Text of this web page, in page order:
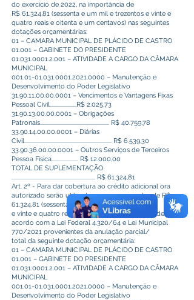
do exercício de 2022, na importância de
R$ 61.324,81 (sessenta e um mil e trezentos e vinte e
quatro reais e oitenta e um centavos) nas seguintes
dotações orçamentárias:
01 – CAMARA MUNICIPAL DE PLÁCIDO DE CASTRO
01.001 – GABINETE DO PRESIDENTE
01.031.0001.2.001 – ATIVIDADE A CARGO DA CÂMARA
MUNICIPAL
001.01-01.031.0001.2021.0000 – Manutenção e
Desenvolvimento do Poder Legislativo
31.90.11.00.00.0001 – Vencimentos e Vantagens Fixas
Pessoal Civil......................R$ 2.025,73
31.90.13.00.00.0001 – Obrigações
Patronais......................................................... R$ 40.759,78
33.90.14.00.00.0001 – Diárias
Civil........................................................................ R$ 6.539,30
33.90.36.00.00.0001 – Outros Serviços de Terceiros
Pessoa Física...................... R$ 12.000,00
TOTAL DE SUPLEMENTAÇÃO
..................................................................... R$ 61.324,81
Art. 2º - Para dar cobertura ao crédito adicional ora
autorizado serão utilizados recursos no valor de R$
61.324,81 (sessenta e um mil e trezentos
e vinte e quatro reais e oitenta e um centavos), de
acordo com a Lei Federal 4.320/64 e Lei Municipal
770/2021 provenientes da anulação parcial/
total da seguinte dotação orçamentária:
01 – CAMARA MUNICIPAL DE PLÁCIDO DE CASTRO
01.001 – GABINETE DO PRESIDENTE
01.031.0001.2.001 – ATIVIDADE A CARGO DA CÂMARA
MUNICIPAL
001.01-01.031.0001.2021.0000 – Manutenção e
Desenvolvimento do Poder Legislativo